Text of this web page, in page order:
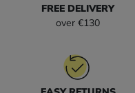
FREE DELIVERY
over €130